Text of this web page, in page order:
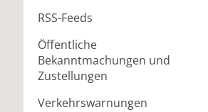
RSS-Feeds
Öffentliche
Bekanntmachungen und
Zustellungen
Verkehrswarnungen